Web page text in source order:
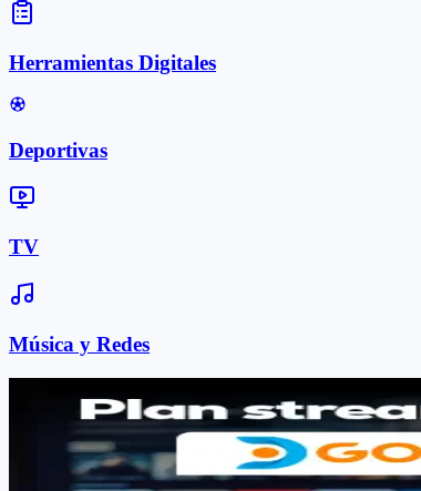
Herramientas Digitales
Deportivas
TV
Música y Redes